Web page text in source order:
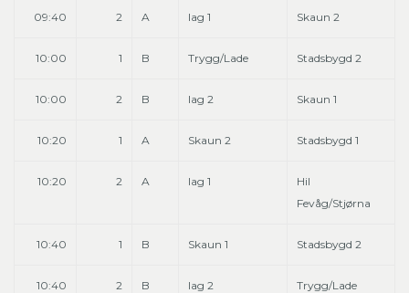
09:40 2 A lag 1 Skaun 2
10:00 1 B Trygg/Lade Stadsbygd 2
10:00 2 B lag 2 Skaun 1
10:20 1 A Skaun 2 Stadsbygd 1
10:20 2 A lag 1
Hil
Fevåg/Stjørna
10:40 1 B Skaun 1 Stadsbygd 2
10:40 2 B lag 2 Trygg/Lade